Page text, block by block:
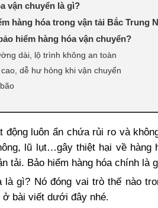
vận chuyển là gì?
hàng hóa trong vận tải Bắc Trung
hiểm hàng hóa vận chuyển?
dài, lộ trình không an toàn
dễ hư hỏng khi vận chuyển
động luôn ẩn chứa rủi ro và
lũ lụt…gây thiệt hại về
tải. Bảo hiểm hàng hóa chính là
là gì? Nó đóng vai trò thế nào
bài viết dưới đây nhé.